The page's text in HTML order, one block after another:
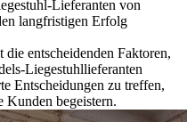
Lieferanten von
langfristigen Erfolg
entscheidenden Faktoren,
Liegestuhllieferanten
Entscheidungen zu treffen,
Kunden begeistern.